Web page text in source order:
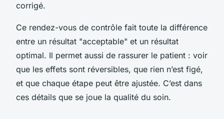
corrigé.
Ce rendez-vous de contrôle fait toute la différence
entre un résultat "acceptable" et un résultat
optimal. Il permet aussi de rassurer le patient : voir
que les effets sont réversibles, que rien n’est figé,
et que chaque étape peut être ajustée. C’est dans
ces détails que se joue la qualité du soin.